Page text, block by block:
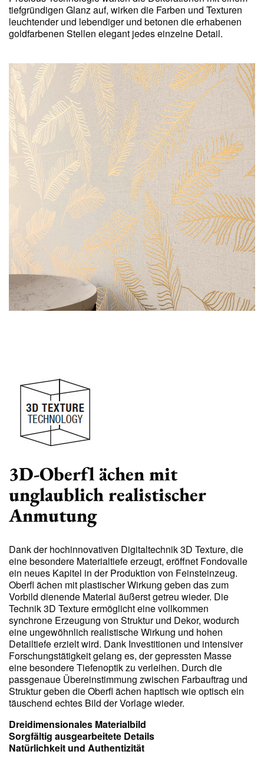
tiefgründigen Glanz auf, wirken die Farben und Texturen
leuchtender und lebendiger und betonen die erhabenen
goldfarbenen Stellen elegant jedes einzelne Detail.
3D-Oberfl ächen mit
unglaublich realistischer
Anmutung
Dank der hochinnovativen Digitaltechnik 3D Texture, die
eine besondere Materialtiefe erzeugt, eröffnet Fondovalle
ein neues Kapitel in der Produktion von Feinsteinzeug.
Oberfl ächen mit plastischer Wirkung geben das zum
Vorbild dienende Material äußerst getreu wieder. Die
Technik 3D Texture ermöglicht eine vollkommen
synchrone Erzeugung von Struktur und Dekor, wodurch
eine ungewöhnlich realistische Wirkung und hohen
Detailtiefe erzielt wird. Dank Investitionen und intensiver
Forschungstätigkeit gelang es, der gepressten Masse
eine besondere Tiefenoptik zu verleihen. Durch die
passgenaue Übereinstimmung zwischen Farbauftrag und
Struktur geben die Oberfl ächen haptisch wie optisch ein
täuschend echtes Bild der Vorlage wieder.
Dreidimensionales Materialbild
Sorgfältig ausgearbeitete Details
Natürlichkeit und Authentizität